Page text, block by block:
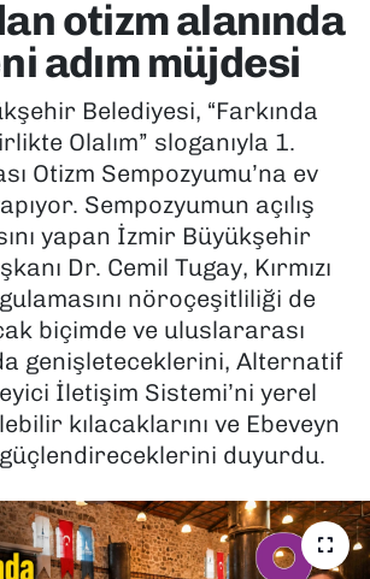
otizm alanında
adım müjdesi
Belediyesi, “Farkında
Olalım” sloganıyla 1.
Otizm Sempozyumu’na ev
Sempozyumun açılış
yapan İzmir Büyükşehir
Dr. Cemil Tugay, Kırmızı
nöroçeşitliliği de
biçimde ve uluslararası
genişleteceklerini, Alternatif
İletişim Sistemi’ni yerel
kılacaklarını ve Ebeveyn
duyurdu.
Haberleri